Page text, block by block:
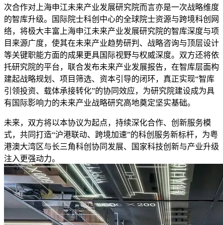
次合作对上海申江未来产业发展研究院而言亦是一次战略维度
的智库升级。国际院士科创中心的全球院士资源与跨境科创网
络，将极大丰富上海申江未来产业发展研究院的智库深度与项
目来源广度，使其在未来产业趋势研判、战略咨询与顶层设计
等关键职能方面的成果更具国际视野与权威深度。双方还将依
托研究院的平台，联合发布未来产业发展报告，在智库层面构
建起战略规划、项目筛选、资本引导的闭环，真正实现“智库
引领投资、载体承接转化”的协同效应，为研究院建设成为具
有国际影响力的未来产业战略研究高地奠定坚实基础。
未来，双方将以本协议为起点，持续深化合作、创新服务模
式，共同打造“沪港联动、跨境加速”的科创服务新标杆，为粤
港澳大湾区与长三角科创协同发展、国家科技创新与产业升级
注入更强动力。